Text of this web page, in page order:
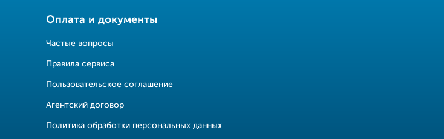
Оплата и документы
Частые вопросы
Правила сервиса
Пользовательское соглашение
Агентский договор
Политика обработки персональных данных